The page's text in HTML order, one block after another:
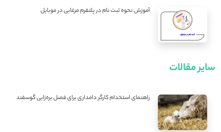
آموزش نحوه ثبت نام در پلتفرم مرغابی در موبایل
سایر مقالات
راهنمای استخدام کارگر دامداری برای فصل بره‌زایی گوسفند